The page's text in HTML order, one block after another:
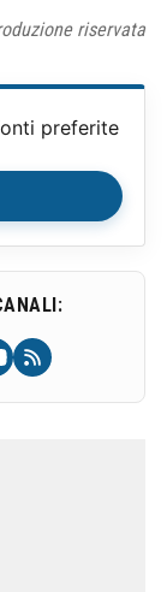
riservata
preferite